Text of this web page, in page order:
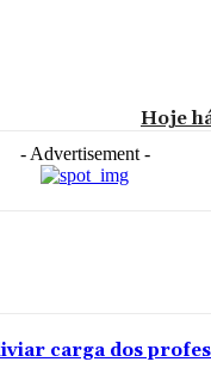
Hoje
- Advertisement -
carga dos